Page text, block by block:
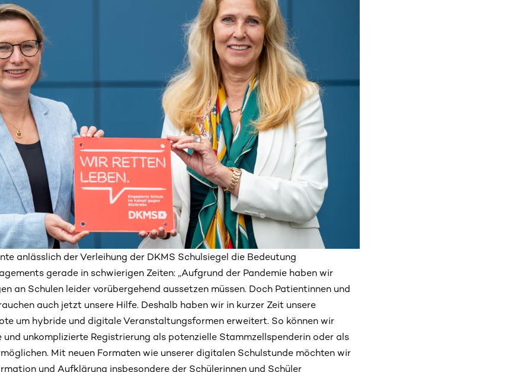
anlässlich der Verleihung der DKMS Schulsiegel die Bedeutung
gerade in schwierigen Zeiten: „Aufgrund der Pandemie haben wir
an Schulen leider vorübergehend aussetzen müssen. Doch Patientinnen und
auch jetzt unsere Hilfe. Deshalb haben wir in kurzer Zeit unsere
um hybride und digitale Veranstaltungsformen erweitert. So können wir
und unkomplizierte Registrierung als potenzielle Stammzellspenderin oder als
Mit neuen Formaten wie unserer digitalen Schulstunde möchten wir
und Aufklärung insbesondere der Schülerinnen und Schüler